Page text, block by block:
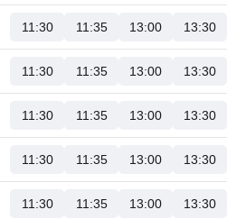
11:30 11:35 13:00 13:30
11:30 11:35 13:00 13:30
11:30 11:35 13:00 13:30
11:30 11:35 13:00 13:30
11:30 11:35 13:00 13:30